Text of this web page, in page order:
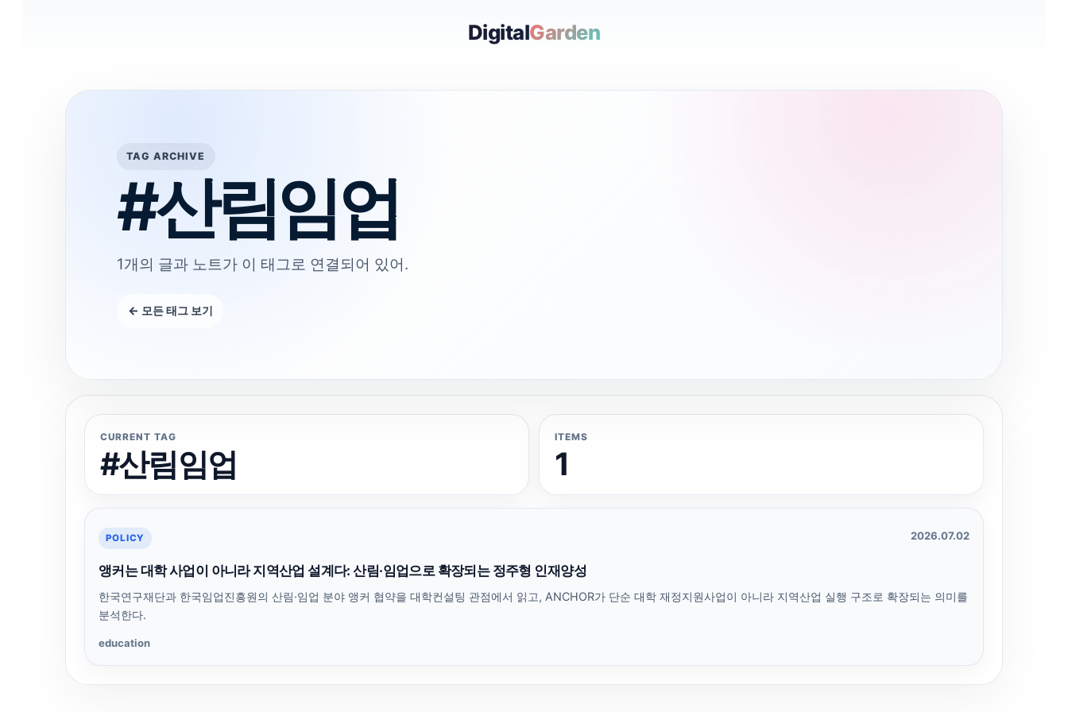
DigitalGarden
TAG ARCHIVE
#산림임업
1개의 글과 노트가 이 태그로 연결되어 있어.
← 모든 태그 보기
CURRENT TAG
#산림임업
ITEMS
1
POLICY 2026.07.02
앵커는 대학 사업이 아니라 지역산업 설계다: 산림·임업으로 확장되는 정주형 인재양성
한국연구재단과 한국임업진흥원의 산림·임업 분야 앵커 협약을 대학컨설팅 관점에서 읽고, ANCHOR가 단순 대학 재정지원사업이 아니라 지역산업 실행 구조로 확장되는 의미를
분석한다.
education